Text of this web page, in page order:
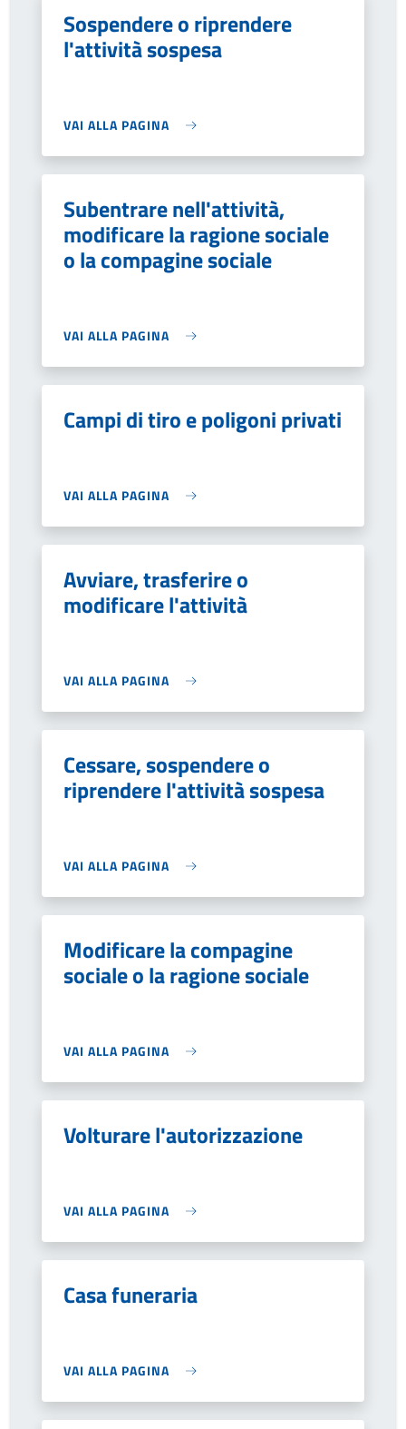
Sospendere o riprendere
l'attività sospesa
VAI ALLA PAGINA
Subentrare nell'attività,
modificare la ragione sociale
o la compagine sociale
VAI ALLA PAGINA
Campi di tiro e poligoni privati
VAI ALLA PAGINA
Avviare, trasferire o
modificare l'attività
VAI ALLA PAGINA
Cessare, sospendere o
riprendere l'attività sospesa
VAI ALLA PAGINA
Modificare la compagine
sociale o la ragione sociale
VAI ALLA PAGINA
Volturare l'autorizzazione
VAI ALLA PAGINA
Casa funeraria
VAI ALLA PAGINA